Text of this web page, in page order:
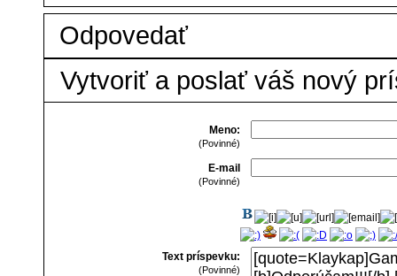
Odpovedať
Vytvoriť a poslať váš nový
Meno:
(Povinné)
E-mail
(Povinné)
Text príspevku:
(Povinné)